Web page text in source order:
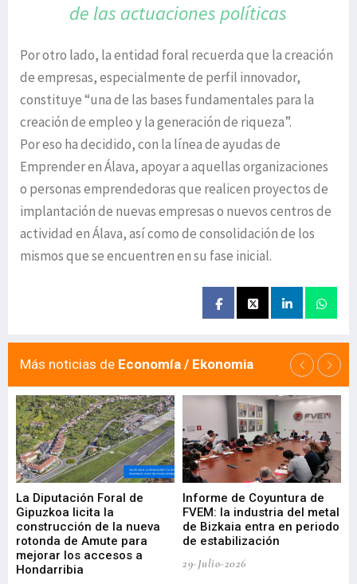
de las actuaciones políticas
Por otro lado, la entidad foral recuerda que la creación
de empresas, especialmente de perfil innovador,
constituye “una de las bases fundamentales para la
creación de empleo y la generación de riqueza”.
Por eso ha decidido, con la línea de ayudas de
Emprender en Álava, apoyar a aquellas organizaciones
o personas emprendedoras que realicen proyectos de
implantación de nuevas empresas o nuevos centros de
actividad en Álava, así como de consolidación de los
mismos que se encuentren en su fase inicial.
Más noticias de Economía / Ekonomia
La Diputación Foral de
Gipuzkoa licita la
construcción de la nueva
rotonda de Amute para
mejorar los accesos a
Hondarribia
Informe de Coyuntura de
FVEM: la industria del metal
de Bizkaia entra en periodo
de estabilización
29-Julio-2026